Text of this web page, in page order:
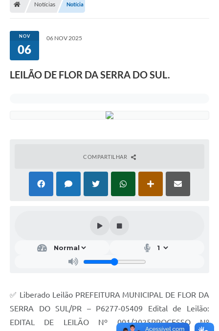
Notícias Notícia
NOV
06
06 NOV 2025
LEILÃO DE FLOR DA SERRA DO SUL.
COMPARTILHAR
✅ Liberado Leilão PREFEITURA MUNICIPAL DE FLOR DA
SERRA DO SUL/PR – P6277-05409 Edital de Leilão:
EDITAL DE LEILÃO Nº 001/2025PROCESSO Nº